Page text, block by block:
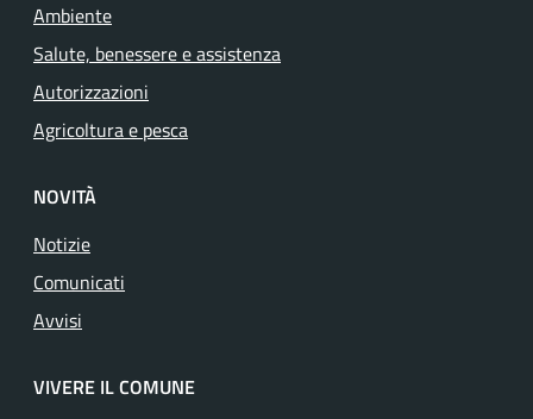
Ambiente
Salute, benessere e assistenza
Autorizzazioni
Agricoltura e pesca
NOVITÀ
Notizie
Comunicati
Avvisi
VIVERE IL COMUNE